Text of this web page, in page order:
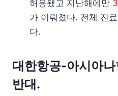
허용됐고 지난해에만
가 이뤄졌다. 전체 진
다.
대한항공-아시아
반대.